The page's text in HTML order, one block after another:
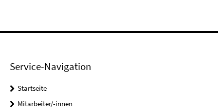
Service-Navigation
Startseite
Mitarbeiter/-innen